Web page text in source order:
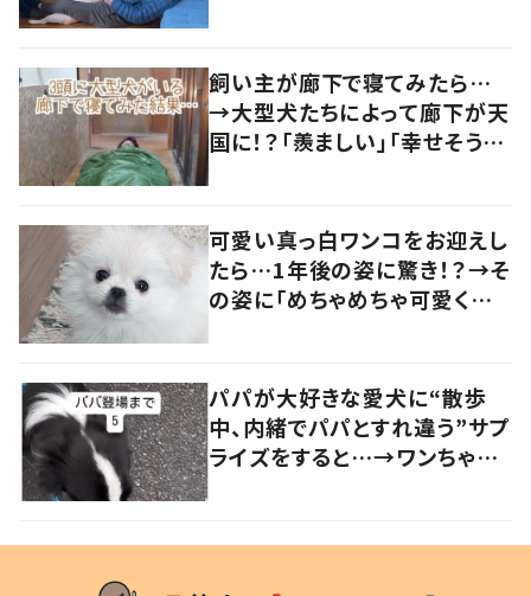
飼い主が廊下で寝てみたら…
→大型犬たちによって廊下が天
国に！？「羨ましい」「幸せそう」
可愛い真っ白ワンコをお迎えし
たら…1年後の姿に驚き！？→そ
の姿に「めちゃめちゃ可愛くて
パパが大好きな愛犬に“散歩
中、内緒でパパとすれ違う”サプ
ライズをすると…→ワンちゃん